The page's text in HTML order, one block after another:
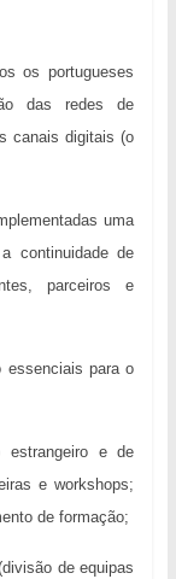
os portugueses
das redes de
canais digitais (o
uma
continuidade de
parceiros e
essenciais para o
estrangeiro e de
e workshops;
de formação;
de equipas